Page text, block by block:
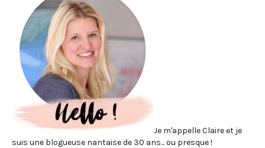
Je m'appelle Claire et je
suis une blogueuse nantaise de 30 ans... ou presque !